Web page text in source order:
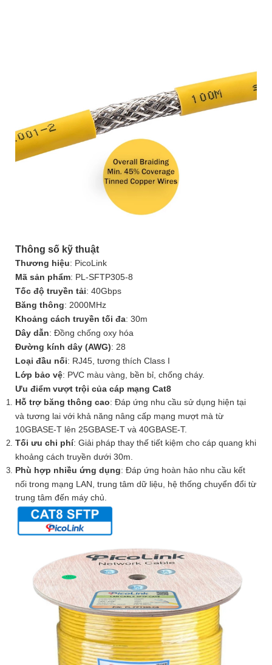
Thông số kỹ thuật
Thương hiệu: PicoLink
Mã sản phẩm: PL-SFTP305-8
Tốc độ truyền tải: 40Gbps
Băng thông: 2000MHz
Khoảng cách truyền tối đa: 30m
Dây dẫn: Đồng chống oxy hóa
Đường kính dây (AWG): 28
Loại đầu nối: RJ45, tương thích Class I
Lớp bảo vệ: PVC màu vàng, bền bỉ, chống cháy.
Ưu điểm vượt trội của cáp mạng Cat8
Hỗ trợ băng thông cao: Đáp ứng nhu cầu sử dụng hiện tại
và tương lai với khả năng nâng cấp mạng mượt mà từ
10GBASE-T lên 25GBASE-T và 40GBASE-T.
Tối ưu chi phí: Giải pháp thay thế tiết kiệm cho cáp quang khi
khoảng cách truyền dưới 30m.
Phù hợp nhiều ứng dụng: Đáp ứng hoàn hảo nhu cầu kết
nối trong mạng LAN, trung tâm dữ liệu, hệ thống chuyển đổi từ
trung tâm đến máy chủ.